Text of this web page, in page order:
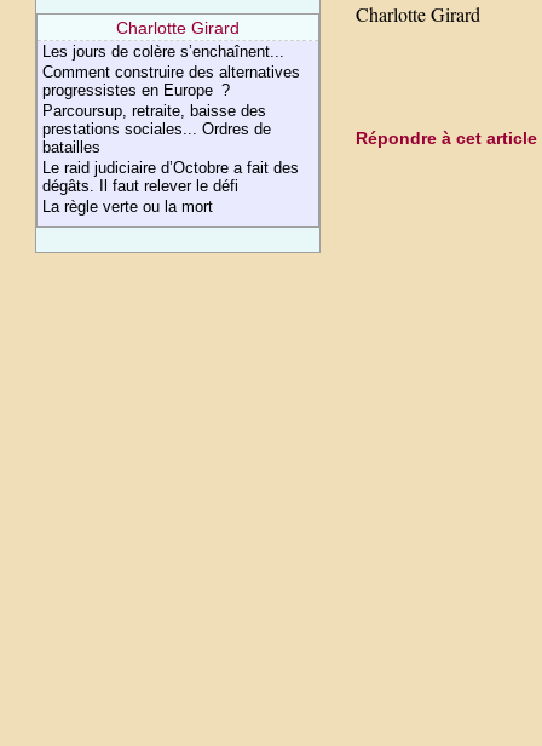
Charlotte Girard
Les jours de colère s’enchaînent...
Comment construire des alternatives
progressistes en Europe ?
Parcoursup, retraite, baisse des
prestations sociales... Ordres de
batailles
Le raid judiciaire d’Octobre a fait des
dégâts. Il faut relever le défi
La règle verte ou la mort
Charlotte Girard
Répondre à cet article